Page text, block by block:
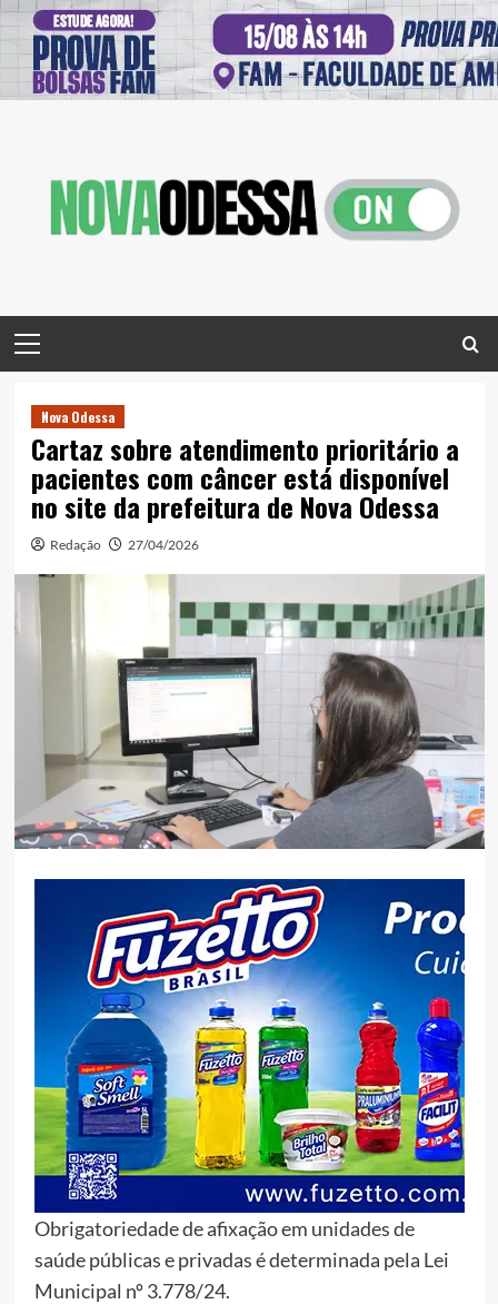
Menu
Nova Odessa
Cartaz sobre atendimento prioritário a
pacientes com câncer está disponível
no site da prefeitura de Nova Odessa
Redação 27/04/2026
Obrigatoriedade de afixação em unidades de
saúde públicas e privadas é determinada pela Lei
Municipal nº 3.778/24.